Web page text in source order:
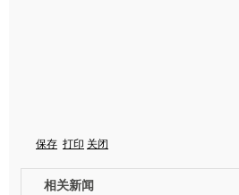
保存 打印 关闭
相关新闻